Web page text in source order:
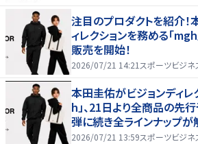
注目のプロダクトを紹介
ィレクションを務める「
販売を開始！
2026/07/21 14:21スポーツビジネ
本田圭佑がビジョンディレ
h」、21日より全商品の先
弾に続き全ラインナップが
2026/07/21 13:59スポーツビジネ